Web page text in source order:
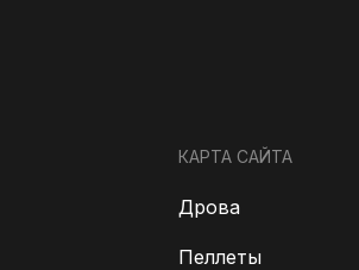
КАРТА САЙТА
Дрова
Пеллеты